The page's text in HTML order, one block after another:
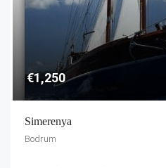
€1,250
Simerenya
Bodrum